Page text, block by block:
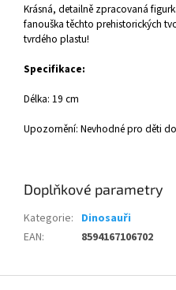
Krásná, detailně zpracovaná
fanouška těchto prehistorických
tvrdého plastu!
Specifikace:
Délka: 19 cm
Upozornění: Nevhodné pro děti
Doplňkové parametry
Kategorie: Dinosauři
EAN: 8594167106702